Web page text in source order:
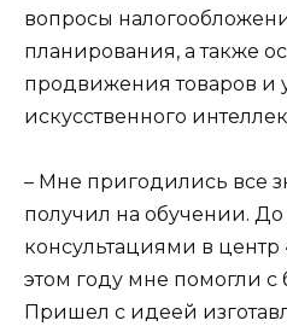
вопросы
планирования, а также
продвижения товаров и
искусственного
– Мне пригодились все
получил на обучении.
консультациями в
этом году мне помогли с
Пришел с идеей